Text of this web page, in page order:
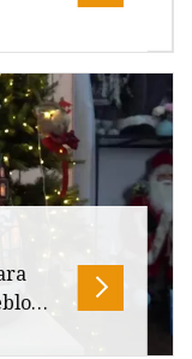
producto